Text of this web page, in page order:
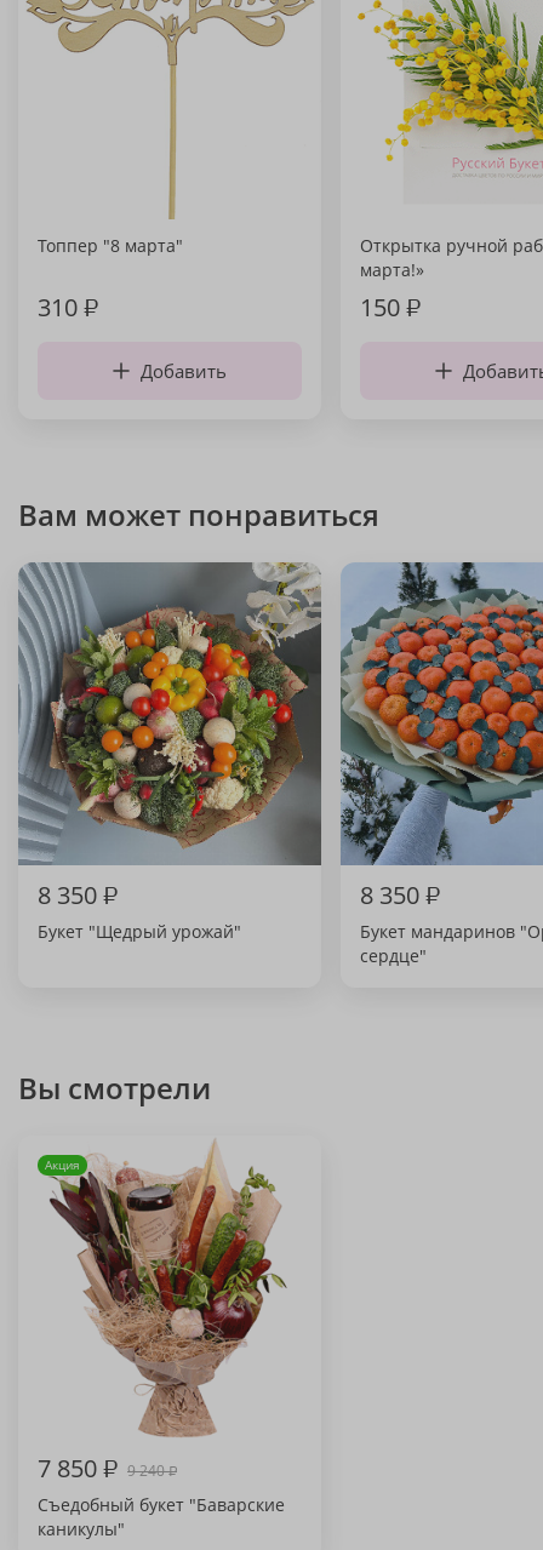
Топпер "8 марта"
310₽
Добавить
Открытка ручной
марта!»
150₽
Вам может понравиться
8 350₽
Букет "Щедрый урожай"
8 350₽
Букет мандаринов
сердце"
Вы смотрели
Акция
7 850₽ 9 240₽
Съедобный букет "Баварские
каникулы"